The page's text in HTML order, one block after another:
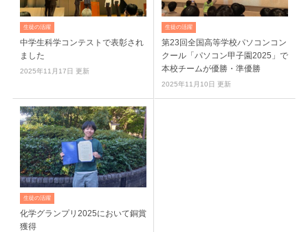
生徒の活躍
中学生科学コンテストで表彰され
ました
2025年11月17日 更新
生徒の活躍
第23回全国高等学校パソコンコン
クール「パソコン甲子園2025」で
本校チームが優勝・準優勝
2025年11月10日 更新
生徒の活躍
化学グランプリ2025において銅賞
獲得